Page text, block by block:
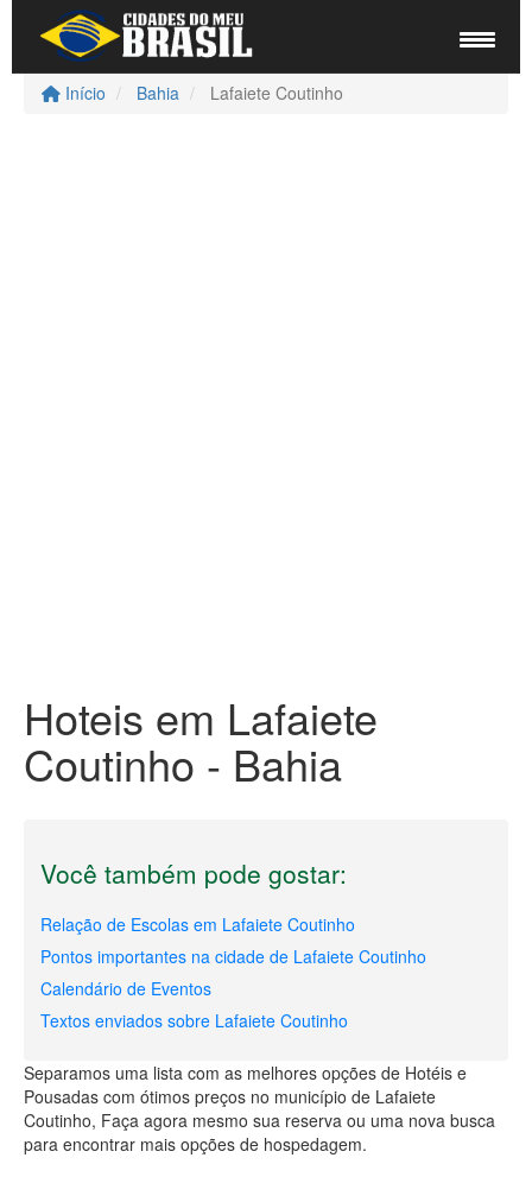
Início Bahia Lafaiete Coutinho
Hoteis em Lafaiete
Coutinho - Bahia
Você também pode gostar:
Relação de Escolas em Lafaiete Coutinho
Pontos importantes na cidade de Lafaiete Coutinho
Calendário de Eventos
Textos enviados sobre Lafaiete Coutinho
Separamos uma lista com as melhores opções de Hotéis e
Pousadas com ótimos preços no município de Lafaiete
Coutinho, Faça agora mesmo sua reserva ou uma nova busca
para encontrar mais opções de hospedagem.